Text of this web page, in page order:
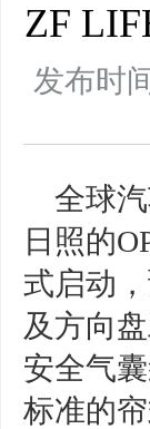
ZF
发布时
全球
日照的
式启动
及方向
安全气
标准的